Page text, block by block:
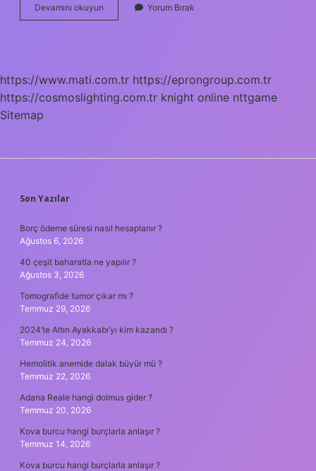
Devamını okuyun
Ne
Yorum Bırak
https://www.mati.com.tr https://eprongroup.com.tr
https://cosmoslighting.com.tr knight online nttgame
Sitemap
SIDEBAR
Son Yazılar
Borç ödeme süresi nasıl hesaplanır ?
Ağustos 6, 2026
40 çeşit baharatla ne yapılır ?
Ağustos 3, 2026
Tomografide tumor çıkar mı ?
Temmuz 29, 2026
2024’te Altın Ayakkabı’yı kim kazandı ?
Temmuz 24, 2026
Hemolitik anemide dalak büyür mü ?
Temmuz 22, 2026
Adana Reale hangi dolmus gider ?
Temmuz 20, 2026
Kova burcu hangi burçlarla anlaşır ?
Temmuz 14, 2026
Kova burcu hangi burçlarla anlaşır ?